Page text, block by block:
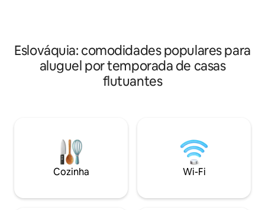
Eslováquia: comodidades populares para
aluguel por temporada de casas
flutuantes
Cozinha Wi-Fi